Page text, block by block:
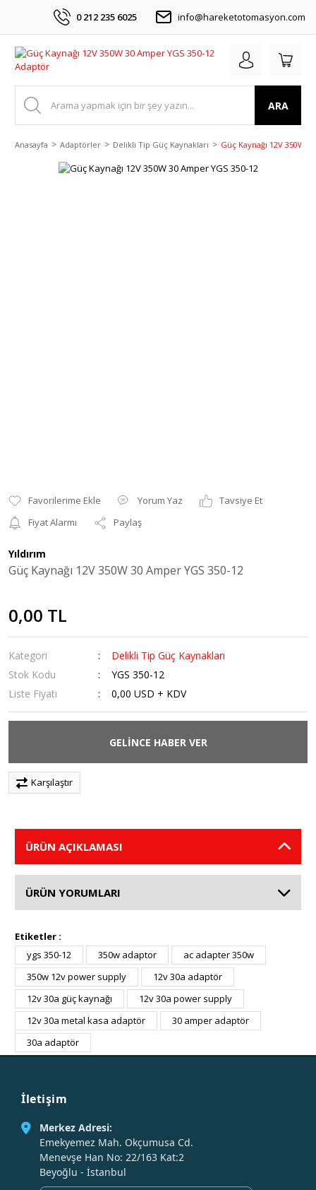
0 212 235 6025 info@hareketotomasyon.com
ARA
Anasayfa Adaptörler Delikli Tip Güç Kaynakları Güç Kaynağı 12V 350W
Yorum Yaz
Tavsiye Et
Fiyat Alarmı
Paylaş
Yıldırım
Güç Kaynağı 12V 350W 30 Amper YGS 350-12
0,00 TL
Kategori
Delikli Tip Güç Kaynakları
Stok Kodu
YGS 350-12
Liste Fiyatı
0,00 USD + KDV
GELİNCE HABER VER
Karşılaştır
ÜRÜN AÇIKLAMASI
ÜRÜN YORUMLARI
Etiketler :
ygs 350-12
350w adaptor
ac adapter 350w
350w 12v power supply
12v 30a adaptör
12v 30a güç kaynağı
12v 30a power supply
12v 30a metal kasa adaptör
30 amper adaptör
30a adaptör
İletişim
Merkez Adresi:
Emekyemez Mah. Okçumusa Cd.
Menevşe Han No: 22/163 Kat:2
Beyoğlu - İstanbul